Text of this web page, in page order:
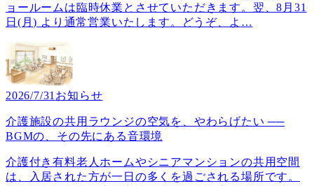
ョールームは臨時休業とさせていただきます。翌、8月31
日(月) より通常営業いたします。どうぞ、よ …
2026/7/31 お知らせ
介護施設の共用ラウンジの空気を、やわらげたい ──
BGMの、その先にある音環境
介護付き有料老人ホームやシニアマンションの共用空間
は、入居された方が一日の多くを過ごされる場所です。